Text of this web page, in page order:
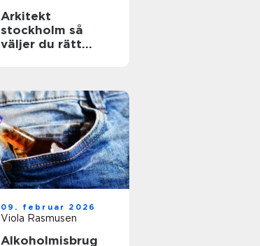
Arkitekt
stockholm så
väljer du rätt
09. februar 2026
Viola Rasmusen
Alkoholmisbrug